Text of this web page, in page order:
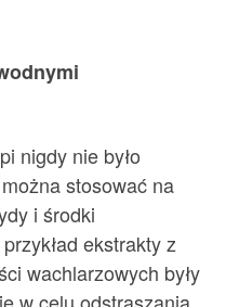
nigdy nie było
stosować na
i środki
ekstrakty z
wachlarzowych były